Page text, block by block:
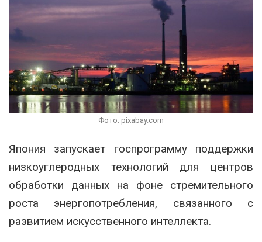
Фото: pixabay.com
Япония запускает госпрограмму поддержки
низкоуглеродных технологий для центров
обработки данных на фоне стремительного
роста энергопотребления, связанного с
развитием искусственного интеллекта.